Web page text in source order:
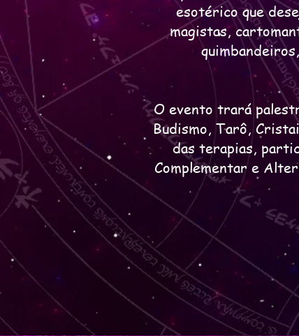
esotérico que
magistas,
O evento trará
Budismo, Tarô,
das terapias,
Complementar e